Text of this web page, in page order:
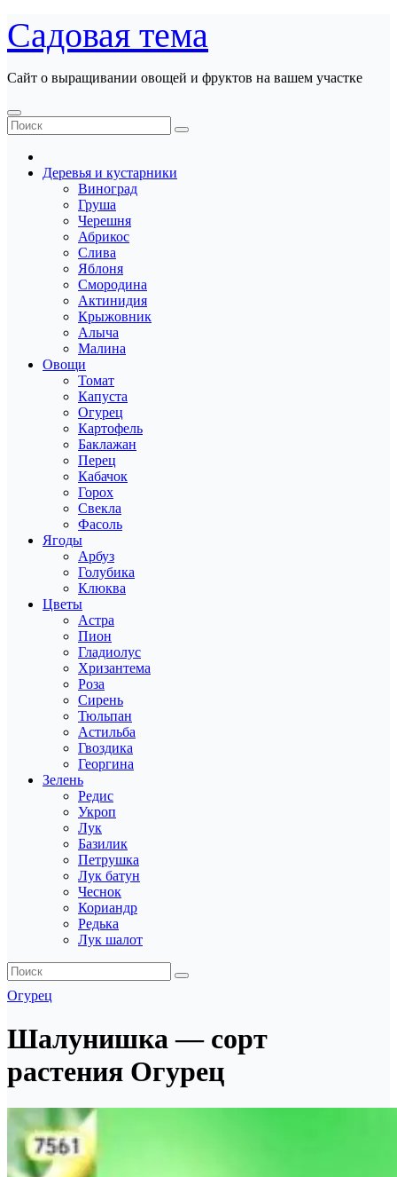
Перейти
к
содержанию
Садовая тема
Сайт о выращивании овощей и фруктов на вашем участке
Деревья и кустарники
Виноград
Груша
Черешня
Абрикос
Слива
Яблоня
Смородина
Актинидия
Крыжовник
Алыча
Малина
Овощи
Томат
Капуста
Огурец
Картофель
Баклажан
Перец
Кабачок
Горох
Свекла
Фасоль
Ягоды
Арбуз
Голубика
Клюква
Цветы
Астра
Пион
Гладиолус
Хризантема
Роза
Сирень
Тюльпан
Астильба
Гвоздика
Георгина
Зелень
Редис
Укроп
Лук
Базилик
Петрушка
Лук батун
Чеснок
Кориандр
Редька
Лук шалот
Огурец
Шалунишка — сорт
растения Огурец